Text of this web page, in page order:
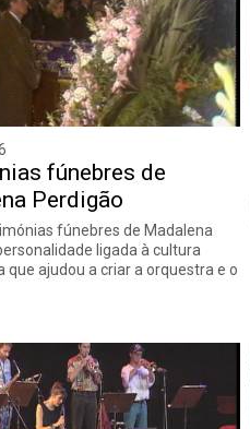
fúnebres de
Perdigão
fúnebres de Madalena
ligada à cultura
que ajudou a criar a orquestra e o